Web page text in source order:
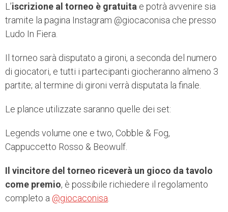
L’iscrizione al torneo è gratuita e potrà avvenire sia
tramite la pagina Instagram @giocaconisa che presso
Ludo In Fiera.
Il torneo sarà disputato a gironi, a seconda del numero
di giocatori, e tutti i partecipanti giocheranno almeno 3
partite; al termine di gironi verrà disputata la finale.
Le plance utilizzate saranno quelle dei set:
Legends volume one e two, Cobble & Fog,
Cappuccetto Rosso & Beowulf.
Il vincitore del torneo riceverà un gioco da tavolo
come premio, è possibile richiedere il regolamento
completo a @giocaconisa